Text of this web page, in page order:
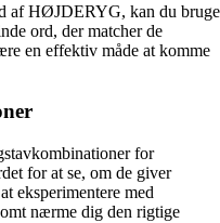
af HØJDERYG, kan du bruge
ord, der matcher de
en effektiv måde at komme
for
for at se, om de giver
eksperimentere med
nærme dig den rigtige